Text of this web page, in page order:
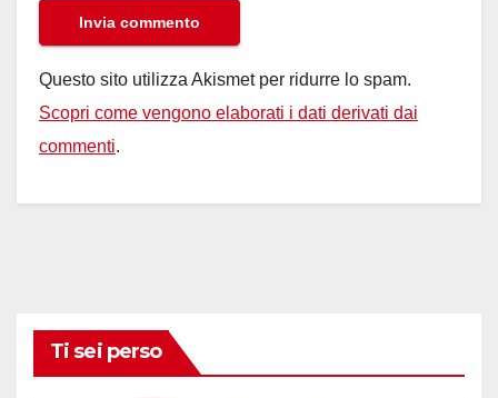
Questo sito utilizza Akismet per ridurre lo spam.
Scopri come vengono elaborati i dati derivati dai
commenti.
Ti sei perso